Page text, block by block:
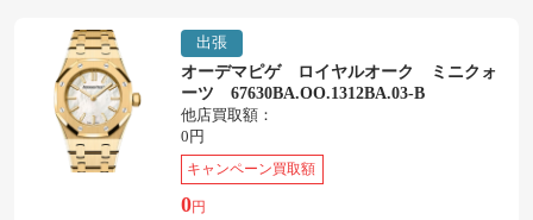
出張
オーデマピゲ ロイヤルオーク ミニクォ
ーツ 67630BA.OO.1312BA.03-B
他店買取額：
0円
キャンペーン買取額
0円